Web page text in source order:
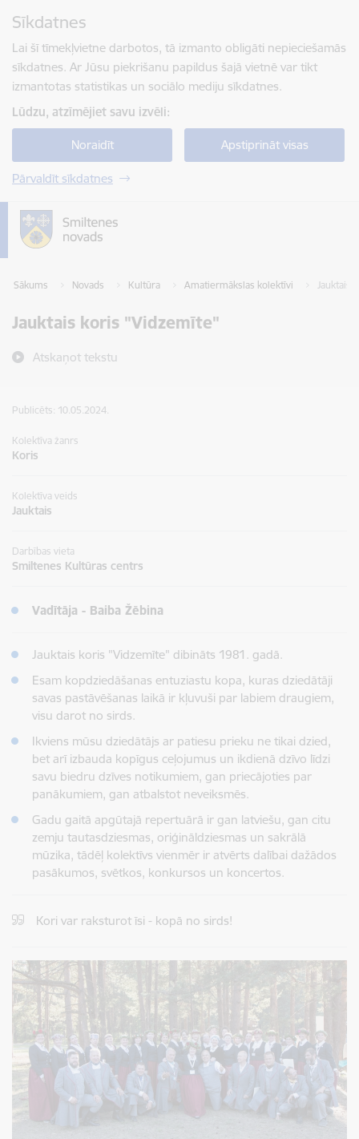
Sīkdatnes
Lai šī tīmekļvietne darbotos, tā izmanto obligāti nepieciešamās
sīkdatnes. Ar Jūsu piekrišanu papildus šajā vietnē var tikt
izmantotas statistikas un sociālo mediju sīkdatnes.
Lūdzu, atzīmējiet savu izvēli:
Noraidīt Apstiprināt visas
Pārvaldīt sīkdatnes
Sākums Novads Kultūra Amatiermākslas kolektīvi Jauktais
Jauktais koris "Vidzemīte"
Atskaņot tekstu
Publicēts: 10.05.2024.
Kolektīva žanrs
Koris
Kolektīva veids
Jauktais
Darbības vieta
Smiltenes Kultūras centrs
​​​​​​Vadītāja - Baiba Žēbina
Jauktais koris "Vidzemīte" dibināts 1981. gadā.
Esam kopdziedāšanas entuziastu kopa, kuras dziedātāji
savas pastāvēšanas laikā ir kļuvuši par labiem draugiem,
visu darot no sirds.
Ikviens mūsu dziedātājs ar patiesu prieku ne tikai dzied,
bet arī izbauda kopīgus ceļojumus un ikdienā dzīvo līdzi
savu biedru dzīves notikumiem, gan priecājoties par
panākumiem, gan atbalstot neveiksmēs.
Gadu gaitā apgūtajā repertuārā ir gan latviešu, gan citu
zemju tautasdziesmas, oriģināldziesmas un sakrālā
mūzika, tādēļ kolektīvs vienmēr ir atvērts dalībai dažādos
pasākumos, svētkos, konkursos un koncertos.
Kori var raksturot īsi - kopā no sirds!